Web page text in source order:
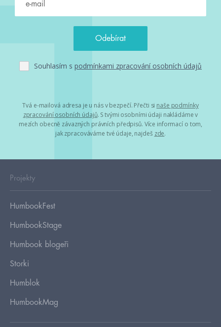
Souhlasím s podmínkami zpracování osobních údajů
Tvá e-mailová adresa je u nás v bezpečí. Přečti si naše podmínky
zpracování osobních údajů. S tvými osobními údaji nakládáme v
mezích obecně závazných právních předpisů. Více informací o tom,
jak zpracováváme tvé údaje, najdeš zde.
Projekty
HumbookFest
HumbookStage
Humbook blogeři
Storki
Humblok
HumbookMag